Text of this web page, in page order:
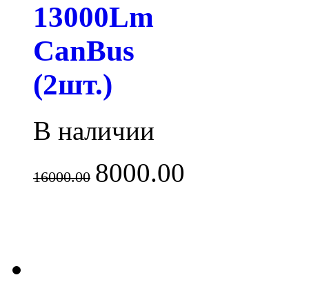
13000Lm
CanBus
(2шт.)
В наличии
16000.00 8000.00